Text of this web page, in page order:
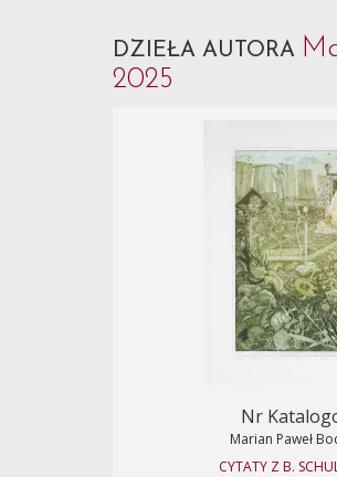
DZIEŁA AUTORA
2025
Nr
Marian Paweł
CYTATY Z B.